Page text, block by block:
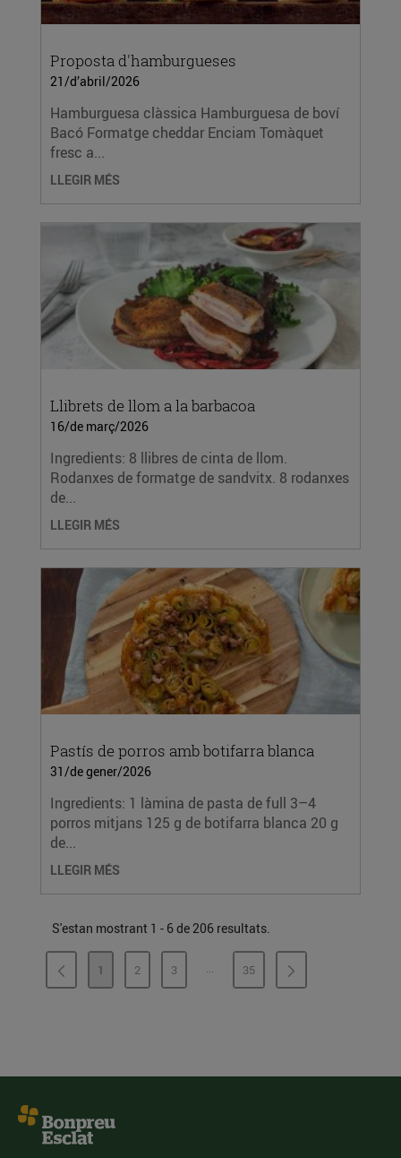
Proposta d'hamburgueses
21/d’abril/2026
Hamburguesa clàssica Hamburguesa de boví
Bacó Formatge cheddar Enciam Tomàquet
fresc a...
LLEGIR MÉS
Llibrets de llom a la barbacoa
16/de març/2026
Ingredients: 8 llibres de cinta de llom.
Rodanxes de formatge de sandvitx. 8 rodanxes
de...
LLEGIR MÉS
Pastís de porros amb botifarra blanca
31/de gener/2026
Ingredients: 1 làmina de pasta de full 3–4
porros mitjans 125 g de botifarra blanca 20 g
de...
LLEGIR MÉS
S'estan mostrant 1 - 6 de 206 resultats.
PÀGINA
1 PÀGINA
2 PÀGINA
3 ...PÀGINES INTERMÈDIES
PÀGINA
35